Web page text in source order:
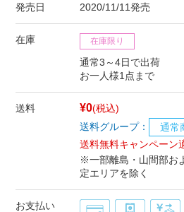
発売日 2020/11/11発売
在庫 在庫限り
通常3～4日で出荷
お一人様1点まで
送料 ¥0(税込)
送料グループ：
通常
送料無料キャンペーン
※一部離島・山間部お
定エリアを除く
お支払い